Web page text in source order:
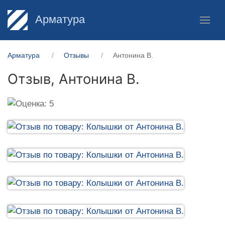
Арматура
Арматура Отзывы Антонина В.
Отзыв, Антонина В.